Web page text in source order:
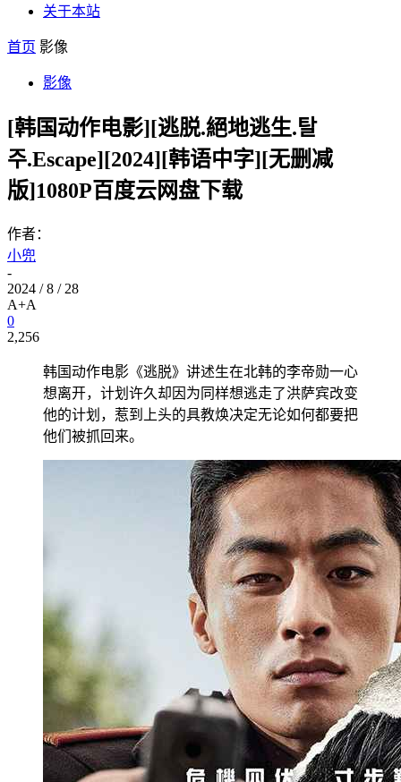
关于本站
首页 影像
影像
[韩国动作电影][逃脱.絕地逃生.탈
주.Escape][2024][韩语中字][无删减
版]1080P百度云网盘下载
作者：
小兜
-
2024 / 8 / 28
A+A
0
2,256
韩国动作电影《逃脱》讲述生在北韩的李帝勋一心
想离开，计划许久却因为同样想逃走了洪萨宾改变
他的计划，惹到上头的具教焕决定无论如何都要把
他们被抓回来。